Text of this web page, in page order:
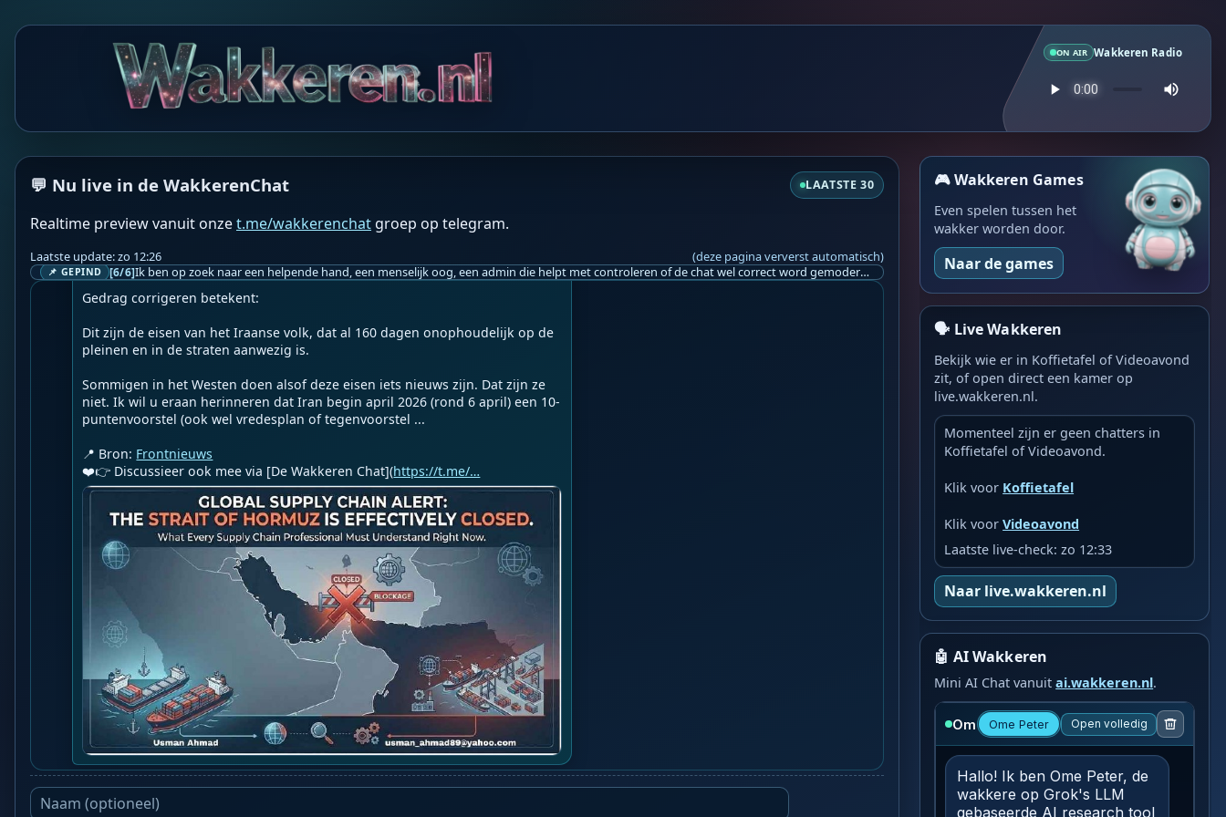
ON AIR Wakkeren Radio
💬 Nu live in de WakkerenChat LAATSTE 30
Realtime preview vanuit onzet.me/wakkerenchat groep op telegram.
Laatste update: zo 12:26 (deze pagina ververst automatisch)
📌 GEPIND [6/6] Ik ben op zoek naar een helpende hand, een menselijk oog, een admin die helpt met controleren of de chat wel correct word gemodereerd word door NoMoSpam. 98% gaat automatisch goed, toch ik dit nooit helemaal loslaten en moet er altijd een mens mee blijven opletten bij elke beslissing die gemaakt word. Waar bestaan de werkzaamheden uit? Mee kijken in admin log kanaal naar alle drugs/porno/scams die voorbij komen en in het geval van een randgevalletje, ingrijpen en b.v. een verwijderd maar wel toegestaan bericht terug plaatsen met een druk op de knop. tsja zo banaal en simpel is het gesteld.. Word je hier blij van? Nee. Strookt het je ego? Nee. Word je er beter van? Nee. Kost het veel tijd? Totaal niet, consistentie en regelmaat is belangrijker dan 'er even voor kunnen gaan zitten'.. het werk is in een paar seconden gepiept.. je checkt puur of AI de juiste beslissing heeft gemaakt.. …
Wakkere Fabels BOT
--
Iran heeft zijn eisen bijgewerkt waaraan de VS moet voldoen als het wil dat
worden geopend.
Gedrag corrigeren betekent:
Dit zijn de eisen van het Iraanse volk, dat al 160 dagen onophoudelijk op de
pleinen en in de straten aanwezig is.
Sommigen in het Westen doen alsof deze eisen iets nieuws zijn. Dat zijn ze
niet. Ik wil u eraan herinneren dat Iran begin april 2026 (rond 6 april) een 10-
puntenvoorstel (ook wel vredesplan of tegenvoorstel ...
📍 Bron: Frontnieuws
❤️👉 Discussieer ook mee via [De Wakkeren Chat](https://t.me/…
🎮 Wakkeren Games
Even spelen tussen het
wakker worden door.
Naar de games
🗣️ Live Wakkeren
Bekijk wie er in Koffietafel of Videoavond
zit, of open direct een kamer op
live.wakkeren.nl.
Momenteel zijn er geen chatters in
Koffietafel of Videoavond.
Klik voor Koffietafel
Klik voorVideoavond
Laatste live-check: zo 12:33
Naar live.wakkeren.nl
🤖 AI Wakkeren
Mini AI Chat vanuitai.wakkeren.nl.